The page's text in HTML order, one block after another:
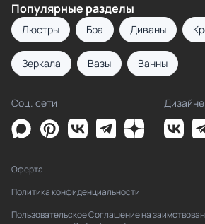
Популярные разделы
Люстры Бра Диваны
Зеркала Вазы Ванны
Соц. сети
Оферта
Политика конфиденциальности
Пользовательское Соглашение на